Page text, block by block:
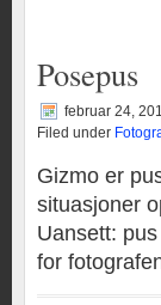
Posepus
februar 24,
Filed under
Gizmo er
situasjoner
Uansett:
for